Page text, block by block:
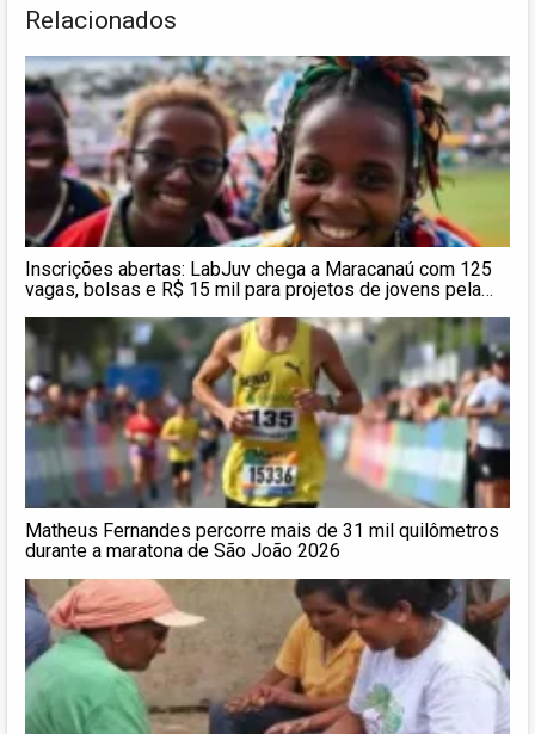
Relacionados
Inscrições abertas: LabJuv chega a Maracanaú com 125
vagas, bolsas e R$ 15 mil para projetos de jovens pela
Matheus Fernandes percorre mais de 31 mil quilômetros
durante a maratona de São João 2026